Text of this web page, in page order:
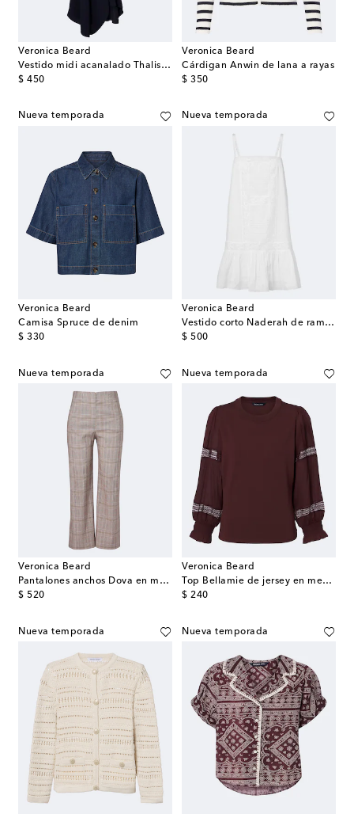
Veronica Beard
Vestido midi acanalado Thalissa drapeado
$ 450
original price
Veronica Beard
Cárdigan Anwin de lana a rayas
$ 350
original price
Nueva temporada
Veronica Beard
Camisa Spruce de denim
$ 330
original price
Nueva temporada
Veronica Beard
Vestido corto Naderah de ramio bordado
$ 500
original price
Nueva temporada
Veronica Beard
Pantalones anchos Dova en mezcla de algodón y lino
$ 520
original price
Nueva temporada
Veronica Beard
Top Bellamie de jersey en mezcla de algodón
$ 240
original price
Nueva temporada Nueva temporada